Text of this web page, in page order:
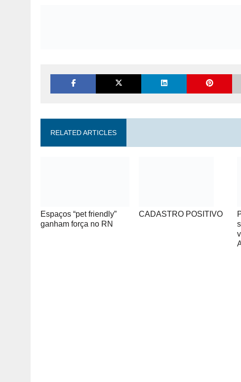
RELATED ARTICLES
Espaços “pet friendly”
ganham força no RN
CADASTRO POSITIVO